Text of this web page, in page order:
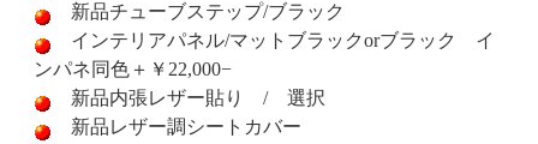
新品チューブステップ/ブラック
インテリアパネル/マットブラックorブラック イ
ンパネ同色＋￥22,000−
新品内張レザー貼り / 選択
新品レザー調シートカバー